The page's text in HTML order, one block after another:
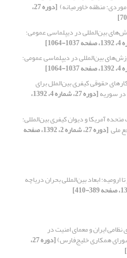
منطقه خاورمیانه) [دوره 27،
بین‌المللی در دیپلماسی عمومی؛
بین‌المللی در دیپلماسی عمومی؛
حقوقی کیفری بین‌الملل برای
سوریه [دوره 27، شماره 4، 1392،
متحده آمریکا و دیوان کیفری بین‌المللی:
ملی [دوره 27، شماره 2، 1392، صفحه
ارومیه: ابعاد بین‌المللی بحران دریاچه
ایران و معمای امنیت در
شورای همکاری خلیج‌فارس)‏ [دوره 27،